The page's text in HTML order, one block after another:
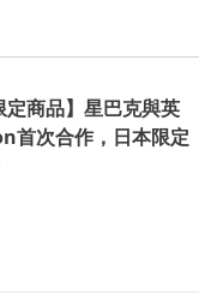
定商品】星巴克與英
首次合作，日本限定